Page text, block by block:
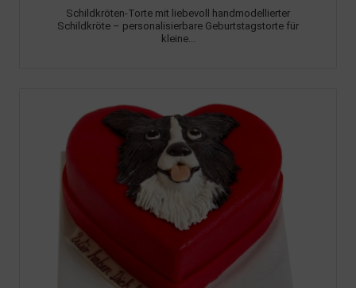
Schildkröten-Torte mit liebevoll handmodellierter
Schildkröte – personalisierbare Geburtstagstorte für
kleine...